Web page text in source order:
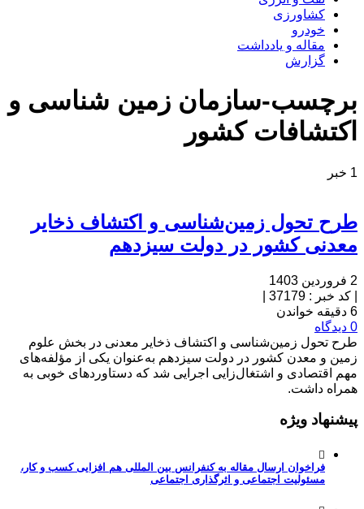
کشاورزی
خودرو
مقاله و یادداشت
گزارش
برچسب-سازمان زمین شناسی و
اكتشافات کشور
1 خبر
طرح تحول زمین­‌شناسی و اکتشاف ذخایر
معدنی کشور در دولت سیزدهم
2 فروردین 1403
کد خبر : 37179
6 دقیقه خواندن
0 دیدگاه
طرح تحول زمین‌شناسی و اکتشاف ذخایر معدنی در بخش علوم
زمین و معدن کشور در دولت سیزدهم به‌عنوان یکی از مؤلفه‌های
مهم اقتصادی و اشتغال‌زایی اجرایی شد که دستاوردهای خوبی به
همراه داشت.
پیشنهاد ویژه
فراخوان ارسال مقاله به کنفرانس بین المللی هم افزایی کسب و کار،
مسئولیت اجتماعی و اثرگذاری اجتماعی